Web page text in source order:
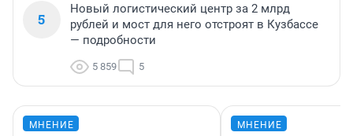
5
Новый логистический центр за 2 млрд
рублей и мост для него отстроят в Кузбассе
— подробности
5 859 5
МНЕНИЕ МНЕНИЕ